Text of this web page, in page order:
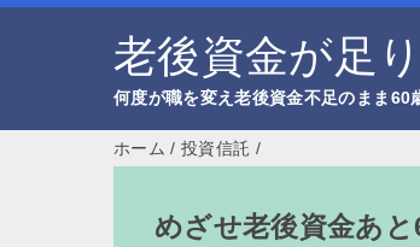
老後資金が足
何度が職を変え老後資金不足のまま60
ホーム /投資信託 /
めざせ老後資金あ